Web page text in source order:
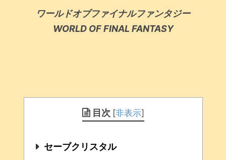
ワールドオブファイナルファンタジー
WORLD OF FINAL FANTASY
目次 [非表示]
セーブクリスタル